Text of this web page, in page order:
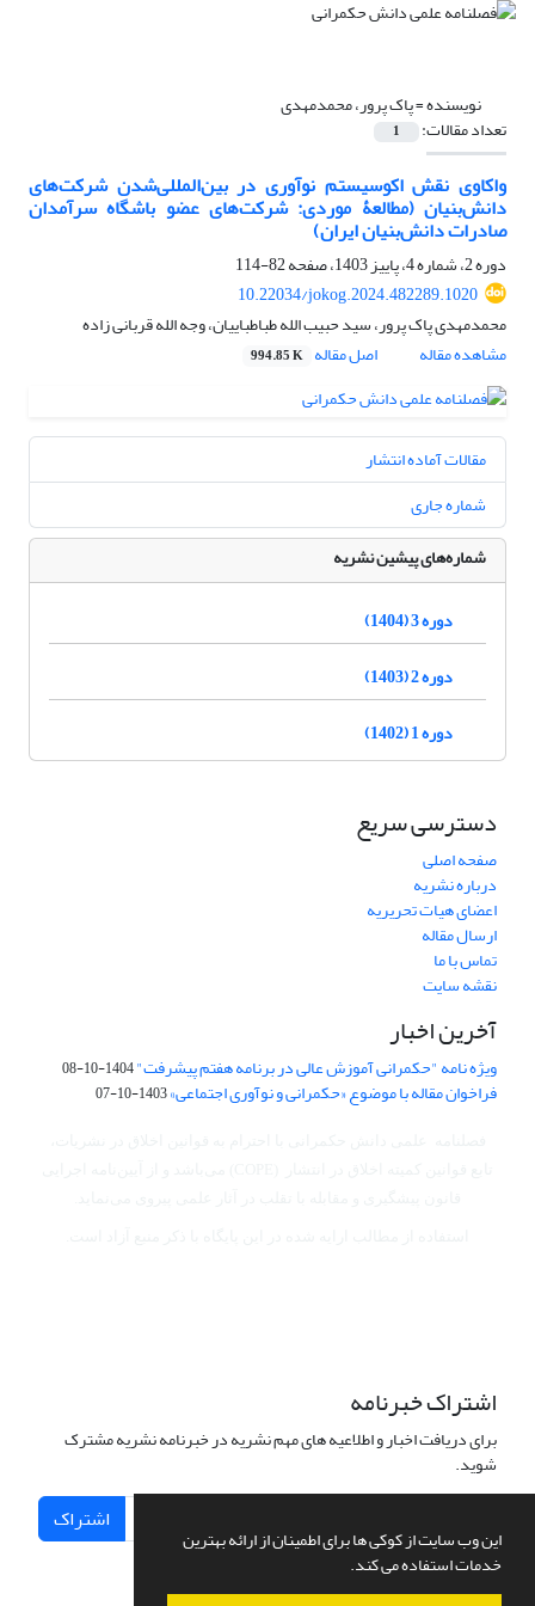
این وب سایت از کوکی ها برای اطمینان از ارائه بهترین
خدمات استفاده می کند.
نویسنده =پاک پرور، محمدمهدی
تعداد مقالات: 1
واکاوی نقش اکوسیستم نوآوری در بین‌المللی‌شدن شرکت‌های
دانش‌بنیان (مطالعۀ موردی: شرکت‌های عضو باشگاه سرآمدان
صادرات دانش‌بنیان ایران)
دوره 2، شماره 4، پاییز 1403، صفحه
82-114
10.22034/jokog.2024.482289.1020
محمدمهدی پاک پرور، سید حبیب الله طباطباییان، وجه الله قربانی زاده
مشاهده مقاله
اصل مقاله 994.85 K
مقالات آماده انتشار
شماره جاری
شماره‌های پیشین نشریه
دوره 3 (1404)
دوره 2 (1403)
دوره 1 (1402)
دسترسی سریع
صفحه اصلی
درباره نشریه
اعضای هیات تحریریه
ارسال مقاله
تماس با ما
نقشه سایت
آخرین اخبار
ویژه نامه "حکمرانی آموزش عالی در برنامه هفتم پیشرفت"1404-10-08
فراخوان مقاله با موضوع «حکمرانی و نوآوری اجتماعی»1403-10-07
اشتراک خبرنامه
برای دریافت اخبار و اطلاعیه های مهم نشریه در خبرنامه نشریه مشترک
شوید.
اشتراک